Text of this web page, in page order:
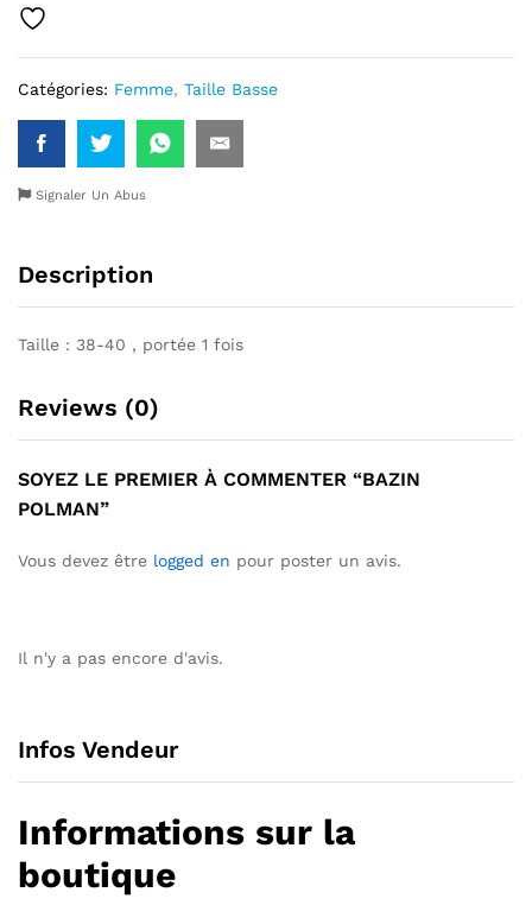
Catégories: Femme, Taille Basse
Signaler Un Abus
Description
Taille : 38-40 , portée 1 fois
Reviews (0)
SOYEZ LE PREMIER À COMMENTER “BAZIN
POLMAN”
Vous devez être logged en pour poster un avis.
Il n'y a pas encore d'avis.
Infos Vendeur
Informations sur la
boutique